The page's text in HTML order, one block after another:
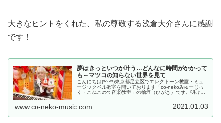
大きなヒントをくれた、私の尊敬する浅倉大介さんに感謝
です！
夢はきっといつか叶う…どんなに時間がかかって
も～マツコの知らない世界を見て
こんにちは(*^-^*)東京都足立区でエレクトーン教室・ミュ
ージックベル教室を開いております「co-nekoみゅーじっ
く・こねこのて音楽教室」の檜垣（ひがき）です。明けま
www.co-neko-music.com 2021.01.03